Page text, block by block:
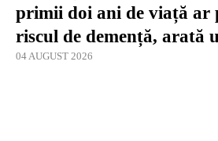
primii doi ani de viață ar
riscul de demență, arată
04 AUGUST 2026